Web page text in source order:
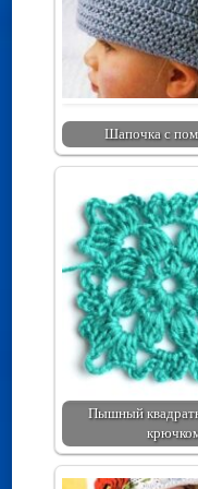
Шапочка с
Пышный